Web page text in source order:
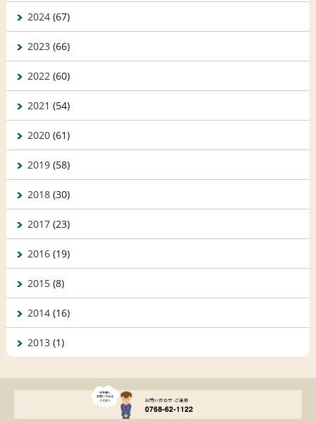
2024(67)
2023(66)
2022(60)
2021 (54)
2020(61)
2019(58)
2018(30)
2017(23)
2016(19)
2015(8)
2014(16)
2013(1)